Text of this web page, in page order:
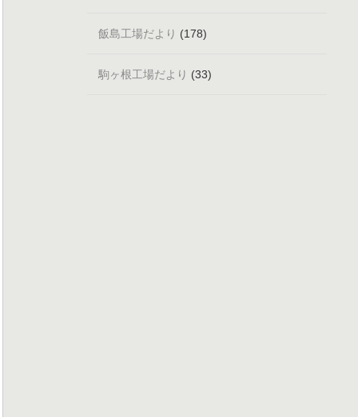
飯島工場だより (178)
駒ヶ根工場だより (33)